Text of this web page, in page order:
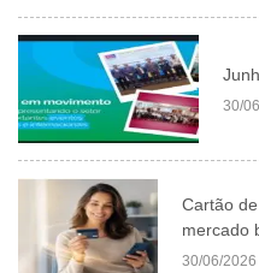
30/
Cartão
mercado
30/06/2026